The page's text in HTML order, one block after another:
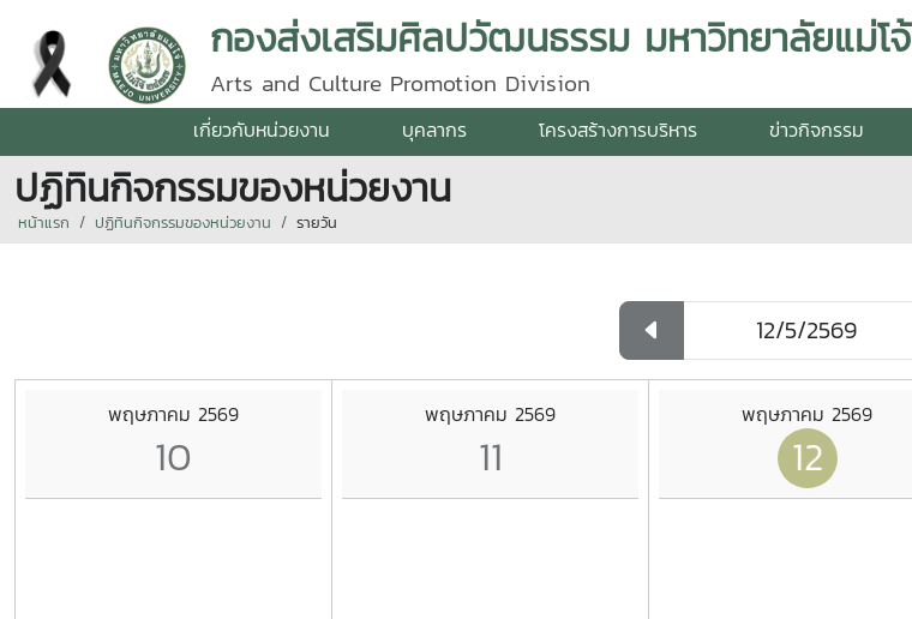
กองส่งเสริมศิลปวัฒนธรรม มหาวิทยาลัยแม่โจ้
Arts and Culture Promotion Division
เกี่ยวกับหน่วยงาน บุคลากร โครงสร้างการบริหาร ข่าวกิจกรรม
ปฏิทินกิจกรรมของหน่วยงาน
หน้าแรก ปฏิทินกิจกรรมของหน่วยงาน รายวัน
พฤษภาคม 2569
10
พฤษภาคม 2569
11
พฤษภาคม 2569
12